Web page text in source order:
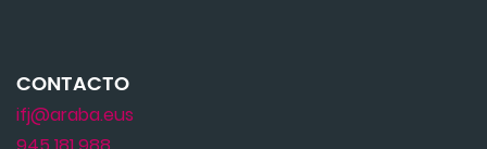
CONTACTO
ifj@araba.eus